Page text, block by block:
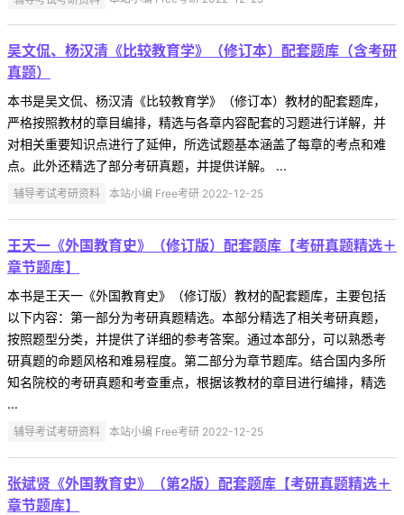
吴文侃、杨汉清《比较教育学》（修订本）配套题库（含考研
真题）
本书是吴文侃、杨汉清《比较教育学》（修订本）教材的配套题库，
严格按照教材的章目编排，精选与各章内容配套的习题进行详解，并
对相关重要知识点进行了延伸，所选试题基本涵盖了每章的考点和难
点。此外还精选了部分考研真题，并提供详解。 ...
辅导考试考研资料 本站小编 Free考研 2022-12-25
王天一《外国教育史》（修订版）配套题库【考研真题精选＋
章节题库】
本书是王天一《外国教育史》（修订版）教材的配套题库，主要包括
以下内容：第一部分为考研真题精选。本部分精选了相关考研真题，
按照题型分类，并提供了详细的参考答案。通过本部分，可以熟悉考
研真题的命题风格和难易程度。第二部分为章节题库。结合国内多所
知名院校的考研真题和考查重点，根据该教材的章目进行编排，精选
...
辅导考试考研资料 本站小编 Free考研 2022-12-25
张斌贤《外国教育史》（第2版）配套题库【考研真题精选＋
章节题库】